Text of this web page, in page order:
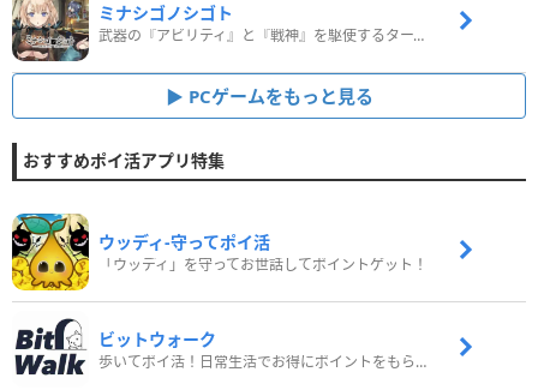
ミナシゴノシゴト
武器の『アビリティ』と『戦神』を駆使するターン制コマンドバトルRPG！
PCゲームをもっと見る
おすすめポイ活アプリ特集
ウッディ‐守ってポイ活
「ウッディ」を守ってお世話してポイントゲット！
ビットウォーク
歩いてポイ活！日常生活でお得にポイントをもらおう